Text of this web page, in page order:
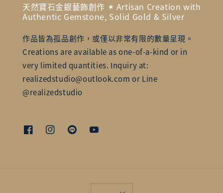
天然寶石金銀藝飾創作 ✶ Artisan Creation with
Authentic Gemstone, Solid Gold & Silver
作品皆為孤品創作，或僅以非常有限的數量呈現。
Creations are available as one-of-a-kind or in
very limited quantities. Inquiry at:
realizedstudio@outlook.com or Line
@realizedstudio